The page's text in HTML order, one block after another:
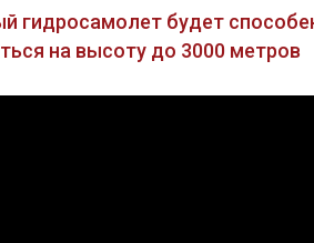
гидросамолет будет
на высоту до 3000 метров